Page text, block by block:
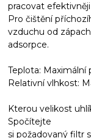
pracovat
Pro čištění
vzduchu od
adsorpce.
Teplota:
Relativní vlhkost:
Kterou velikost
Spočítejte
si požadovaný filtr